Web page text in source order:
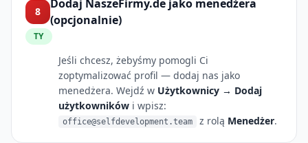
8
Dodaj NaszeFirmy.de jako menedżera
(opcjonalnie)
TY
Jeśli chcesz, żebyśmy pomogli Ci
zoptymalizować profil — dodaj nas jako
menedżera. Wejdź w Użytkownicy → Dodaj
użytkowników i wpisz:
office@selfdevelopment.team z rolą Menedżer.